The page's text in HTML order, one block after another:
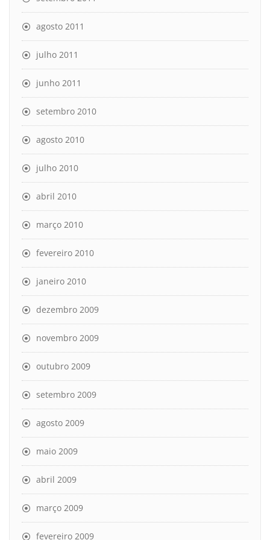
agosto 2011
julho 2011
junho 2011
setembro 2010
agosto 2010
julho 2010
abril 2010
março 2010
fevereiro 2010
janeiro 2010
dezembro 2009
novembro 2009
outubro 2009
setembro 2009
agosto 2009
maio 2009
abril 2009
março 2009
fevereiro 2009